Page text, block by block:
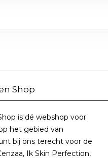
Shop
is dé webshop voor
het gebied van
bij ons terecht voor de
Ik Skin Perfection,